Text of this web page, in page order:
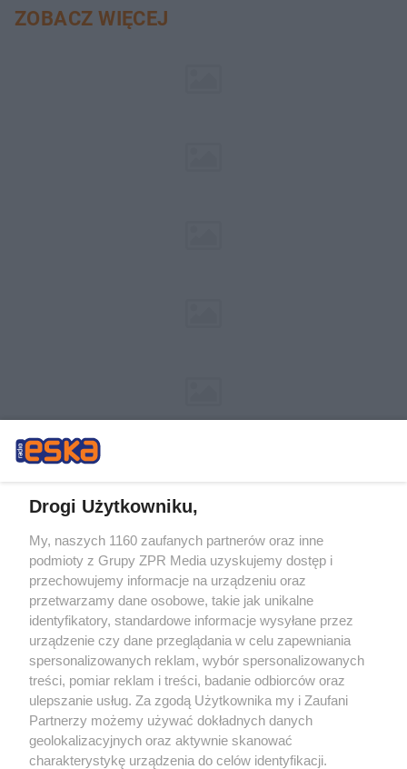
ZOBACZ WIĘCEJ
Żaden utwór zamieszczony w serwisie nie może być powielany i
rozpowszechniany lub dalej rozpowszechniany w jakikolwiek sposób (w
tym także elektroniczny lub mechaniczny) na jakimkolwiek polu
eksploatacji w jakiejkolwiek formie, włącznie z umieszczaniem w Internecie
bez pisemnej zgody właściciela praw. Jakiekolwiek użycie lub
wykorzystanie utworów w całości lub w części z naruszeniem prawa, tzn.
bez właściwej zgody, jest zabronione pod groźbą kary i może być ścigane
prawnie.
Drogi Użytkowniku,
My, naszych 1160 zaufanych partnerów oraz inne
podmioty z Grupy ZPR Media uzyskujemy dostęp i
przechowujemy informacje na urządzeniu oraz
przetwarzamy dane osobowe, takie jak unikalne
identyfikatory, standardowe informacje wysyłane przez
urządzenie czy dane przeglądania w celu zapewniania
spersonalizowanych reklam, wybór spersonalizowanych
treści, pomiar reklam i treści, badanie odbiorców oraz
ulepszanie usług. Za zgodą Użytkownika my i Zaufani
Partnerzy możemy używać dokładnych danych
geolokalizacyjnych oraz aktywnie skanować
charakterystykę urządzenia do celów identyfikacji.